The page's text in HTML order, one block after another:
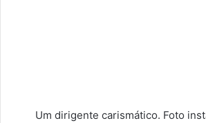
Um dirigente carismático. Foto